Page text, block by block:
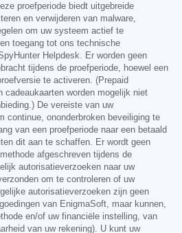
proefperiode biedt uitgebreide
en verwijderen van malware,
om uw systeem actief te
toegang tot ons technische
Helpdesk. Er worden geen
tijdens de proefperiode, hoewel een
te activeren. (Prepaid
cadeaukaarten worden mogelijk niet
De vereiste van uw
continue, ononderbroken beveiliging te
van een proefperiode naar een betaald
dit aan te schaffen. Er wordt geen
afgeschreven tijdens de
autorisatieverzoeken naar uw
om te controleren of uw
autorisatieverzoeken zijn geen
van EnigmaSoft, maar kunnen,
en/of uw financiële instelling, van
van uw rekening). U kunt uw